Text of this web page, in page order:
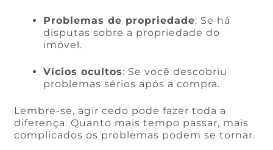
Problemas de propriedade: Se há
disputas sobre a propriedade do
imóvel.
Vícios ocultos: Se você descobriu
problemas sérios após a compra.
Lembre-se, agir cedo pode fazer toda a
diferença. Quanto mais tempo passar, mais
complicados os problemas podem se tornar.